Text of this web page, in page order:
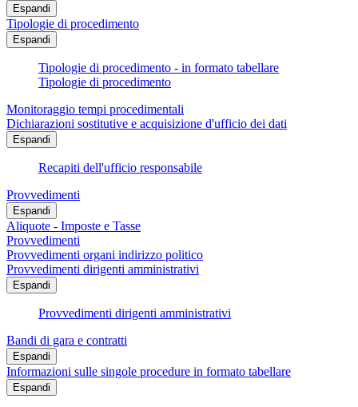
Espandi
Tipologie di procedimento
Espandi
Tipologie di procedimento - in formato tabellare
Tipologie di procedimento
Monitoraggio tempi procedimentali
Dichiarazioni sostitutive e acquisizione d'ufficio dei dati
Espandi
Recapiti dell'ufficio responsabile
Provvedimenti
Espandi
Aliquote - Imposte e Tasse
Provvedimenti
Provvedimenti organi indirizzo politico
Provvedimenti dirigenti amministrativi
Espandi
Provvedimenti dirigenti amministrativi
Bandi di gara e contratti
Espandi
Informazioni sulle singole procedure in formato tabellare
Espandi